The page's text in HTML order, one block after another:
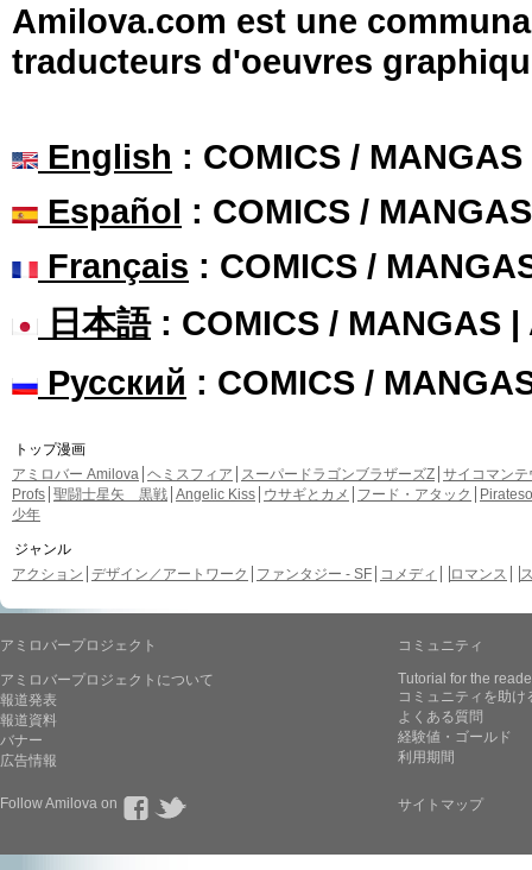
Amilova.com est une
traducteurs d'oeuvres
English : COMICS /
Español : COMICS /
Français : COMICS /
日本語: COMICS / MANGAS |
Русский : COMICS /
トップ漫画
アミロバー Amilova ヘミスフィア スーパードラゴンブラザーズZ サイコマンテ
Profs 聖闘士星矢 黒戦 Angelic Kiss ウサギとカメ フード・アタック
少年
ジャンル
アクション デザイン／アートワーク ファンタジー - SF コメディ ロマンス
アミロバープロジェクト
アミロバープロジェクトについて
報道発表
報道資料
バナー
広告情報
コミュニティ
Tutorial for the
コミュニティを助け
よくある質問
経験値・ゴールド
利用期間
Follow Amilova on サイトマップ